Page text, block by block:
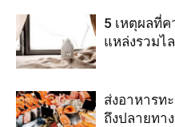
5 เหตุผลที่
แหล่งรวมไ
ส่งอาหารท
ถึงปลายทาง